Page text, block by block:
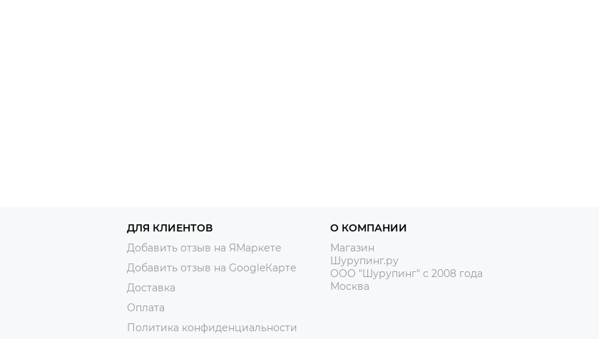
ДЛЯ КЛИЕНТОВ
Добавить отзыв на ЯМаркете
Добавить отзыв на GoogleКарте
Доставка
Оплата
Политика конфиденциальности
О КОМПАНИИ
Магазин
Шурупинг.ру
ООО "Шурупинг" с 2008 года
Москва